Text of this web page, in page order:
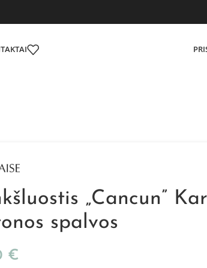
„Cancun”
spalvos
€